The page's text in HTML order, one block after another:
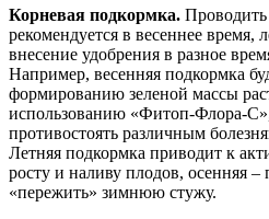
Корневая подкормка.
рекомендуется в весеннее
внесение удобрения в разное
Например, весенняя подкормка
формированию зеленой массы
использованию «Фитоп-Флора-
противостоять различным
Летняя подкормка приводит к
росту и наливу плодов, осенняя –
«пережить» зимнюю стужу.